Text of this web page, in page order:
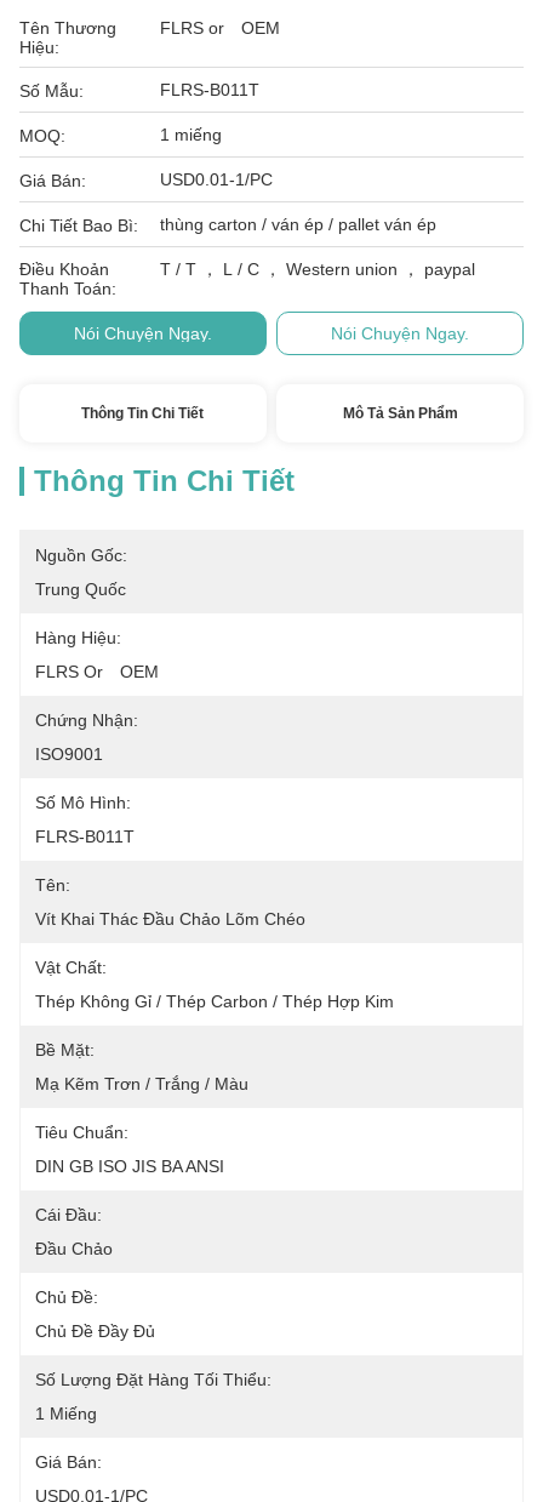
Tên Thương
Hiệu:
FLRS or OEM
Số Mẫu: FLRS-B011T
MOQ: 1 miếng
Giá Bán: USD0.01-1/PC
Chi Tiết Bao Bì: thùng carton / ván ép / pallet ván ép
Điều Khoản
Thanh Toán:
T / T ， L / C ， Western union ， paypal
Nói Chuyện Ngay. Nói Chuyện Ngay.
Thông Tin Chi Tiết Mô Tả Sản Phẩm
Thông Tin Chi Tiết
Nguồn Gốc:
Trung Quốc
Hàng Hiệu:
FLRS Or　OEM
Chứng Nhận:
ISO9001
Số Mô Hình:
FLRS-B011T
Tên:
Vít Khai Thác Đầu Chảo Lõm Chéo
Vật Chất:
Thép Không Gỉ / Thép Carbon / Thép Hợp Kim
Bề Mặt:
Mạ Kẽm Trơn / Trắng / Màu
Tiêu Chuẩn:
DIN GB ISO JIS BA ANSI
Cái Đầu:
Đầu Chảo
Chủ Đề:
Chủ Đề Đầy Đủ
Số Lượng Đặt Hàng Tối Thiểu:
1 Miếng
Giá Bán:
USD0.01-1/PC